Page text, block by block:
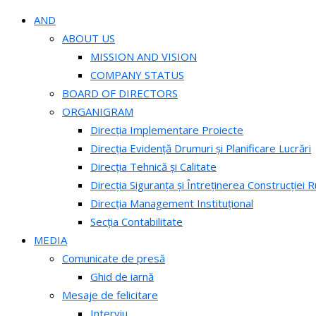
AND
ABOUT US
MISSION AND VISION
COMPANY STATUS
BOARD OF DIRECTORS
ORGANIGRAM
Direcția Implementare Proiecte
Direcția Evidență Drumuri și Planificare Lucrări
Direcția Tehnică și Calitate
Direcția Siguranța și Întreținerea Construcției
Direcția Management Instituțional
Secția Contabilitate
MEDIA
Comunicate de presă
Ghid de iarnă
Mesaje de felicitare
Interviu